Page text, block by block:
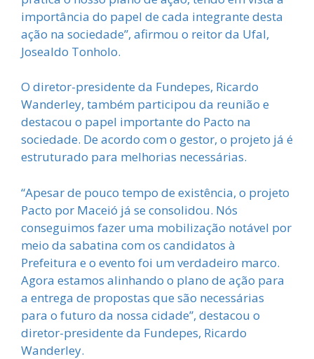
importância do papel de cada integrante desta
ação na sociedade”, afirmou o reitor da Ufal,
Josealdo Tonholo.
O diretor-presidente da Fundepes, Ricardo
Wanderley, também participou da reunião e
destacou o papel importante do Pacto na
sociedade. De acordo com o gestor, o projeto já é
estruturado para melhorias necessárias.
“Apesar de pouco tempo de existência, o projeto
Pacto por Maceió já se consolidou. Nós
conseguimos fazer uma mobilização notável por
meio da sabatina com os candidatos à
Prefeitura e o evento foi um verdadeiro marco.
Agora estamos alinhando o plano de ação para
a entrega de propostas que são necessárias
para o futuro da nossa cidade”, destacou o
diretor-presidente da Fundepes, Ricardo
Wanderley.